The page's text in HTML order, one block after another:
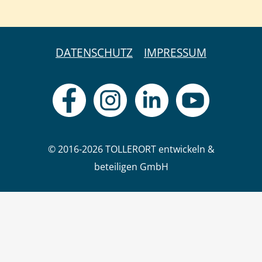
DATENSCHUTZ IMPRESSUM
© 2016-2026 TOLLERORT entwickeln &
beteiligen GmbH